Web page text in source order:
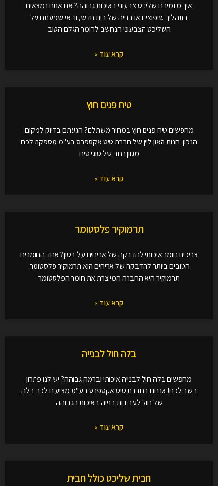
איך מזמינים שליכט צבעוני באיכות גבוהה? אם אתם נמצאים
בתהליך שיפוצים או בנייה של בית חדש, וודאי שמעתם על
השליכט הצבעוני הנחשב לחומר הגלם הטוב
קרא עוד »
טיח פנים חוץ
מחפשים טיח פנים חוץ במחיר משתלם? הגעתם בדיוק למקום
הנכון! חנות האון ליין של חברת טיט אקספרס בע"מ מספקת לכם
מגוון רחב של סוגי טיח
קרא עוד »
תרמוקיר פלסטומר
צריכים חומר איכותי להדבקה של אריחים על בטון? אחד החומרים
הטובים ביותר להדבקה של אריחים הוא תרמוקיר פלסטומר.
תרמוקיר היא החברה המייצרת את חומר הפלסטומר
קרא עוד »
בלה חול לבנייה
מחפשים בלה חול לבנייה איכותי וברמה גבוהה? יש לנו פתרון
בשבילכם! אנחנו בחברת טיט אקספרס בע"מ מציעים לכם בלה
של חול לעבודות בנייה באיכות הגבוהה
קרא עוד »
חבית שליכט כולל חבית